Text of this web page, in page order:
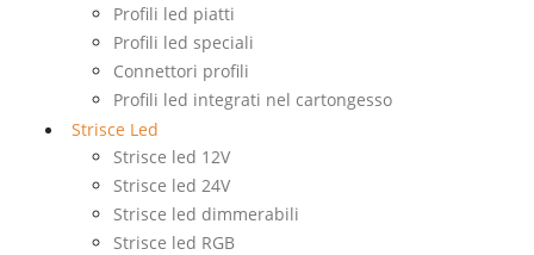
Profili led piatti
Profili led speciali
Connettori profili
Profili led integrati nel cartongesso
Strisce Led
Strisce led 12V
Strisce led 24V
Strisce led dimmerabili
Strisce led RGB